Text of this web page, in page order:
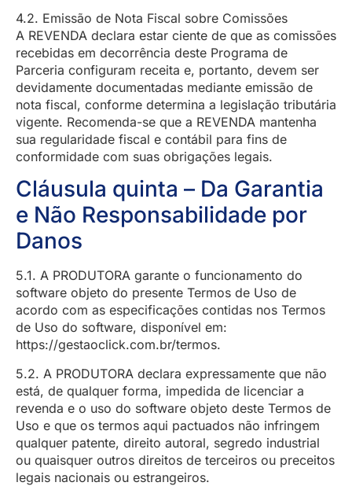
4.2. Emissão de Nota Fiscal sobre Comissões
A REVENDA declara estar ciente de que as comissões
recebidas em decorrência deste Programa de
Parceria configuram receita e, portanto, devem ser
devidamente documentadas mediante emissão de
nota fiscal, conforme determina a legislação tributária
vigente. Recomenda-se que a REVENDA mantenha
sua regularidade fiscal e contábil para fins de
conformidade com suas obrigações legais.
Cláusula quinta – Da Garantia
e Não Responsabilidade por
Danos
5.1. A PRODUTORA garante o funcionamento do
software objeto do presente Termos de Uso de
acordo com as especificações contidas nos Termos
de Uso do software, disponível em:
https://gestaoclick.com.br/termos.
5.2. A PRODUTORA declara expressamente que não
está, de qualquer forma, impedida de licenciar a
revenda e o uso do software objeto deste Termos de
Uso e que os termos aqui pactuados não infringem
qualquer patente, direito autoral, segredo industrial
ou quaisquer outros direitos de terceiros ou preceitos
legais nacionais ou estrangeiros.